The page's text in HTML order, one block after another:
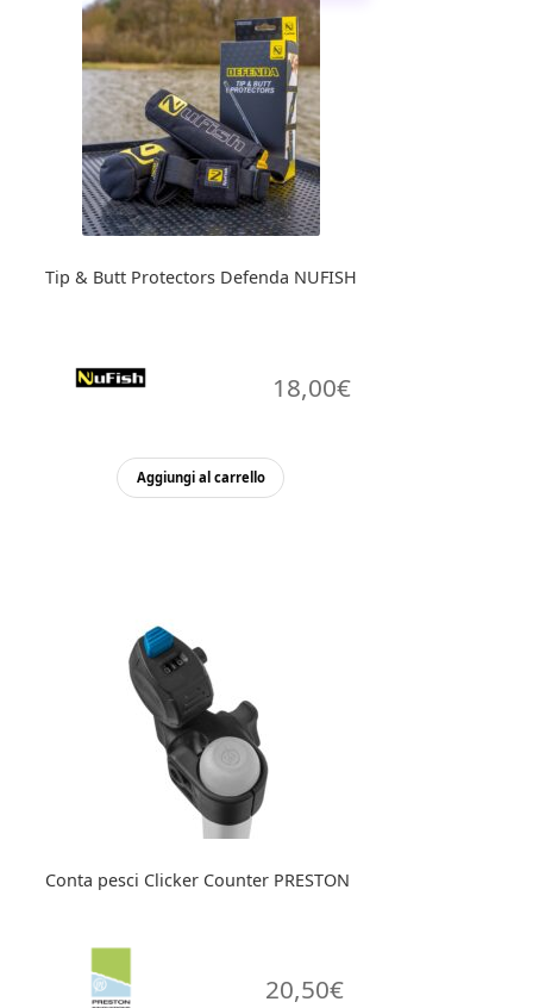
Tip & Butt Protectors Defenda NUFISH
18,00€
Aggiungi al carrello
Conta pesci Clicker Counter PRESTON
20,50€